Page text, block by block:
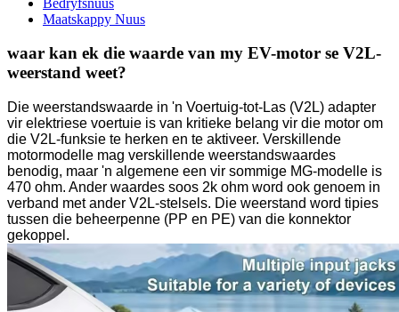
Maatskappy Nuus
waar kan ek die waarde van my EV-motor se V2L-
weerstand weet?
Die weerstandswaarde in 'n Voertuig-tot-Las (V2L) adapter
vir elektriese voertuie is van kritieke belang vir die motor om
die V2L-funksie te herken en te aktiveer. Verskillende
motormodelle mag verskillende weerstandswaardes
benodig, maar 'n algemene een vir sommige MG-modelle is
470 ohm. Ander waardes soos 2k ohm word ook genoem in
verband met ander V2L-stelsels. Die weerstand word tipies
tussen die beheerpenne (PP en PE) van die konnektor
gekoppel.